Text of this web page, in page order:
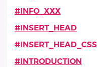
#INFO_XXX
#INSERT_HEAD
#INSERT_HEAD_CSS
#INTRODUCTION